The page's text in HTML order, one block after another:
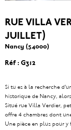
RUE VILLA
JUILLET)
Nancy (54000)
Réf : G312
Si tu es à la recherche
historique de Nancy,
Situé rue Villa Verdier,
offre 4 chambres dont
Une pièce en plus pour y